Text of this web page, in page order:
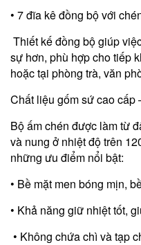
• 7 đĩa kê đồng bộ với
Thiết kế đồng bộ giúp
sự hơn, phù hợp cho tiếp
hoặc tại phòng trà, văn
Chất liệu gốm sứ cao cấp
Bộ ấm chén được làm từ
và nung ở nhiệt độ trên
những ưu điểm nổi bật:
• Bề mặt men bóng mịn,
• Khả năng giữ nhiệt tốt,
• Không chứa chì và tạp